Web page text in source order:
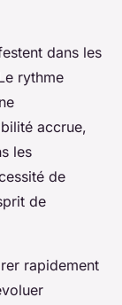
dans les
rythme
accrue,
les
de
de
rapidement